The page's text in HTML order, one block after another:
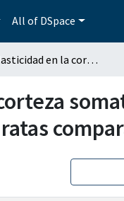
All of DSpace
Neuroplasticidad en la corteza somatosensorial primaria ante una comunicación pulpal experimental en ratas comparado con grupo control